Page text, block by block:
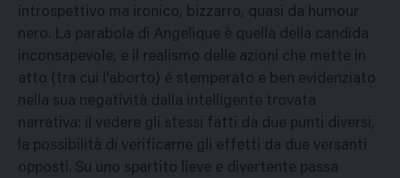
introspettivo ma ironico, bizzarro, quasi da humour
nero. La parabola di Angelique è quella della candida
inconsapevole, e il realismo delle azioni che mette in
atto (tra cui l'aborto) é stemperato e ben evidenziato
nella sua negatività dalla intelligente trovata
narrativa: il vedere gli stessi fatti da due punti diversi,
la possibilità di verificarne gli effetti da due versanti
opposti. Su uno spartito lieve e divertente passa